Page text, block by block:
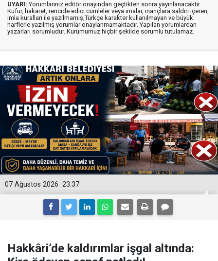
UYARI: Yorumlarınız editör onayından geçtikten sonra yayınlanacaktır.
Küfür, hakaret, rencide edici cümleler veya imalar, inançlara saldırı içeren,
imla kuralları ile yazılmamış,Türkçe karakter kullanılmayan ve büyük
harflerle yazılmış yorumlar onaylanmamaktadır. Yapılan yorumlardan
yazarları sorumludur. Kurumumuz hiçbir şekilde sorumlu tutulamaz.
23:37
07 Ağustos 2026
Hakkâri’de kaldırımlar işgal altında: